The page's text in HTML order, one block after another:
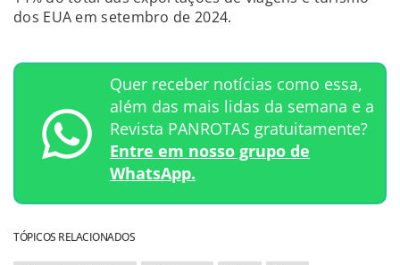
dos EUA em setembro de 2024.
Quer receber notícias como essa,
além das mais lidas da semana e a
Revista PANROTAS gratuitamente?
Entre em nosso grupo de
WhatsApp.
TÓPICOS RELACIONADOS